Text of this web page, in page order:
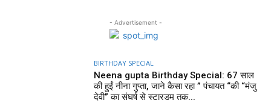
- Advertisement -
BIRTHDAY SPECIAL
Neena gupta Birthday Special: 67 साल
की हुईं नीना गुप्ता, जाने कैसा रहा ” पंचायत “की “मंजु
देवी” का संघर्ष से स्टारडम तक...